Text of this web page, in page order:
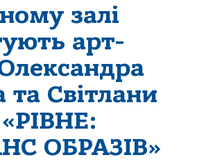
залі
арт-
та Світлани
ОБРАЗІВ»